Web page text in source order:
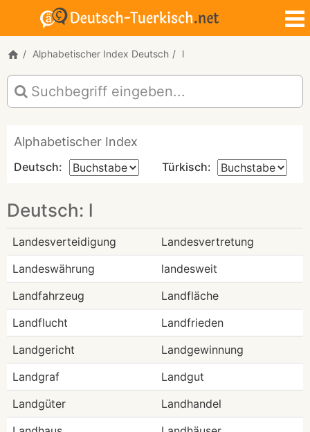
Alphabetischer Index Deutsch l
Alphabetischer Index
Deutsch: Türkisch:
Deutsch: l
Landesverteidigung
Landesvertretung
Landeswährung
landesweit
Landfahrzeug
Landfläche
Landflucht
Landfrieden
Landgericht
Landgewinnung
Landgraf
Landgut
Landgüter
Landhandel